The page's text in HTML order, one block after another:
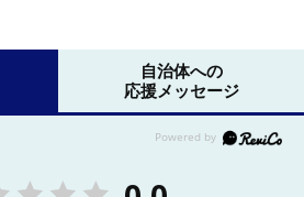
自治体への
応援メッセージ